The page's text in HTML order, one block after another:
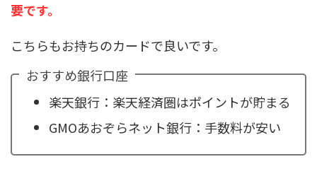
要です。
こちらもお持ちのカードで良いです。
おすすめ銀行口座
楽天銀行：楽天経済圏はポイントが貯まる
GMOあおぞらネット銀行：手数料が安い